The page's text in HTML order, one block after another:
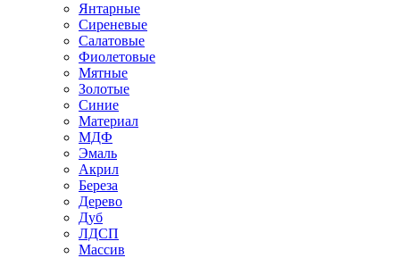
Янтарные
Сиреневые
Салатовые
Фиолетовые
Мятные
Золотые
Синие
Материал
МДФ
Эмаль
Акрил
Береза
Дерево
Дуб
ЛДСП
Массив